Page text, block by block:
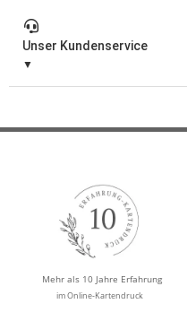
Unser Kundenservice
Mehr als 10 Jahre Erfahrung
im Online-Kartendruck